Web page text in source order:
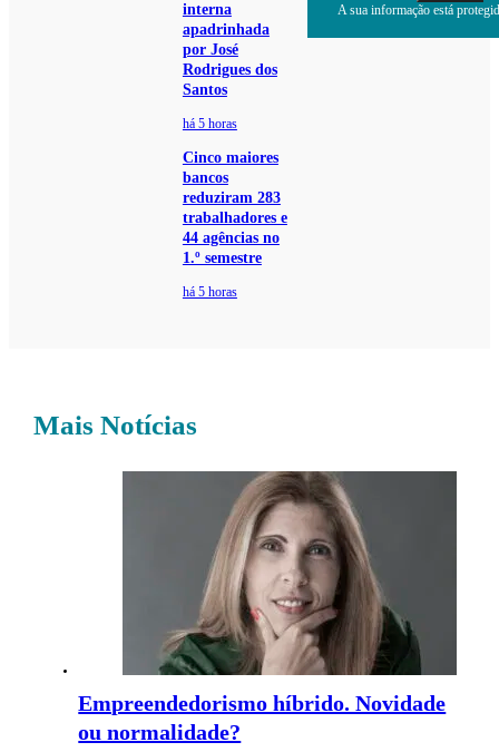
interna
apadrinhada
por José
Rodrigues dos
Santos
há 5 horas
Cinco maiores
bancos
reduziram 283
trabalhadores e
44 agências no
1.º semestre
há 5 horas
A sua informação está
Mais Notícias
Empreendedorismo híbrido. Novidade
ou normalidade?